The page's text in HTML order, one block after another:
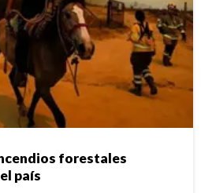
forestales
país